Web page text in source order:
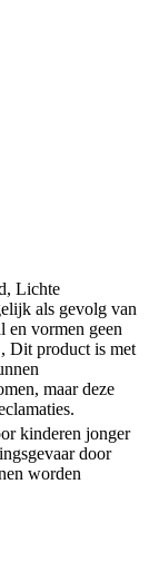
Lichte
als gevolg van
en vormen geen
Dit product is met
maar deze
kinderen jonger
door
worden